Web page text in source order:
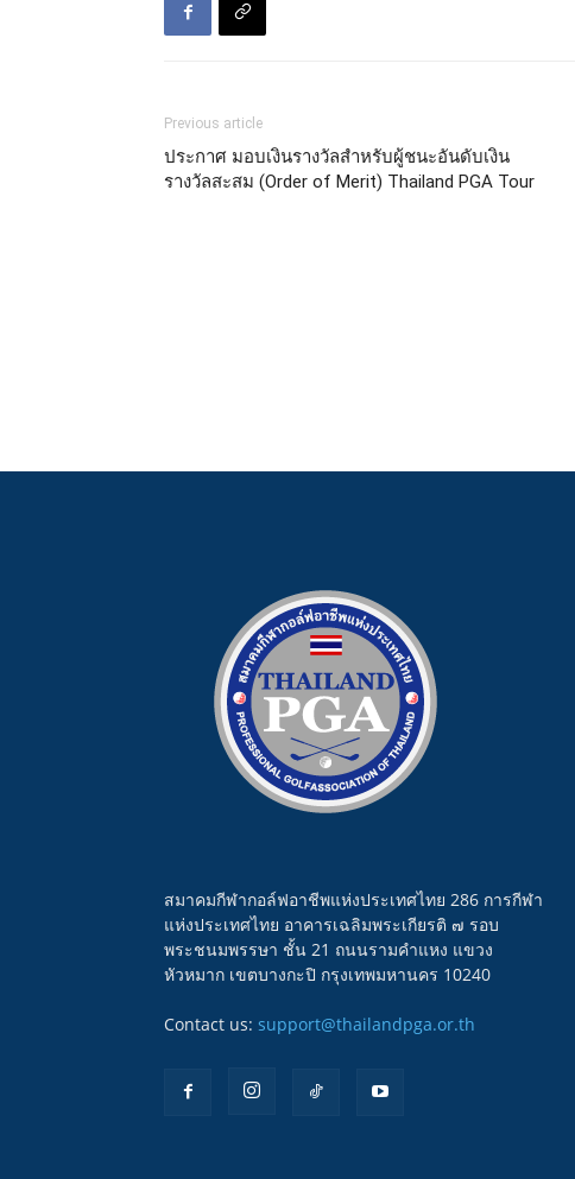
Previous article
ประกาศ มอบเงินรางวัลสำหรับผู้ชนะอันดับเงิน
รางวัลสะสม (Order of Merit) Thailand PGA Tour
สมาคมกีฬากอล์ฟอาชีพแห่งประเทศไทย 286 การกีฬา
แห่งประเทศไทย อาคารเฉลิมพระเกียรติ ๗ รอบ
พระชนมพรรษา ชั้น 21 ถนนรามคำแหง แขวง
หัวหมาก เขตบางกะปิ กรุงเทพมหานคร 10240
Contact us: support@thailandpga.or.th